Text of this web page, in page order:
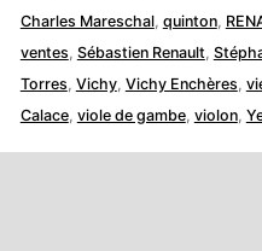
Charles Mareschal, quinton,
ventes Sébastien Renault
Torres Vichy, Vichy Enchères
Calace, viole de gambe, violon,